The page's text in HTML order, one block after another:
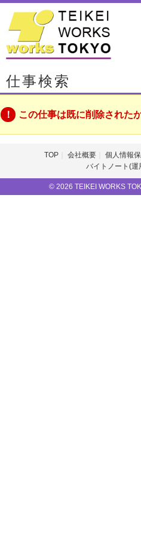
仕事検索
この仕事は既に削除された
TOP 会社概要 個人情報
バイトノート(運
© 2026 TEIKEI WORKS